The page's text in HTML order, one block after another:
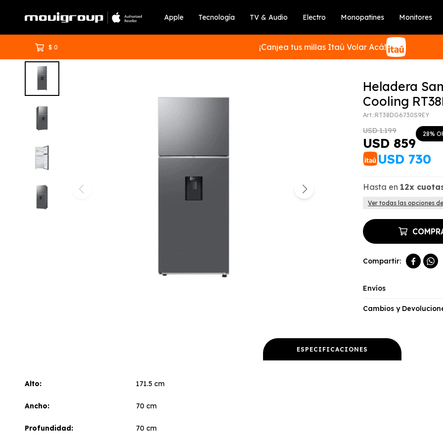
Apple Tecnología TV & Audio Electro Monopatines Monitores
$ 0 ¡Canjea tus millas Itaú Volar Acá!
Heladera
Cooling
RT38DG6730S9EY
USD 859
USD 1.199 28
USD 730
Hasta en 12x
Ver todas las opciones
 
Envíos
Cambios y
ESPECIFICACIONES
Alto 171.5 cm
Ancho 70 cm
Profundidad 70 cm